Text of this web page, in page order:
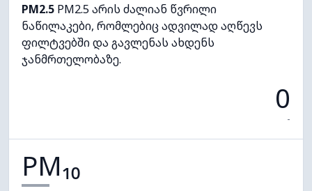
PM2.5 PM2.5 არის ძალიან წვრილი
ნაწილაკები, რომლებიც ადვილად აღწევს
ფილტვებში და გავლენას ახდენს
ჯანმრთელობაზე.
0
-
PM₁₀